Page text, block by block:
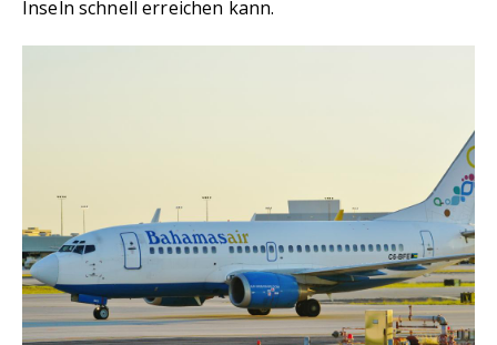
Inseln schnell erreichen kann.